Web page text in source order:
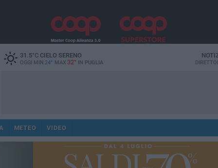
31.5°CCIELO SERENO
OGGI MIN 24° MAX 32° IN PUGLIA
METEO VIDEO